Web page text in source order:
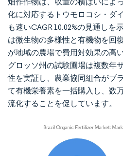
化に対応するトウモロコシ・ダ
も速いCAGR 10.02%の見通しを
は微生物の多様性と有機物を回
が地域の農場で費用対効果の高
グロッソ州の試験圃場は複数年
性を実証し、農業協同組合がブ
て有機栄養素を一括購入し、数
流化することを促しています。